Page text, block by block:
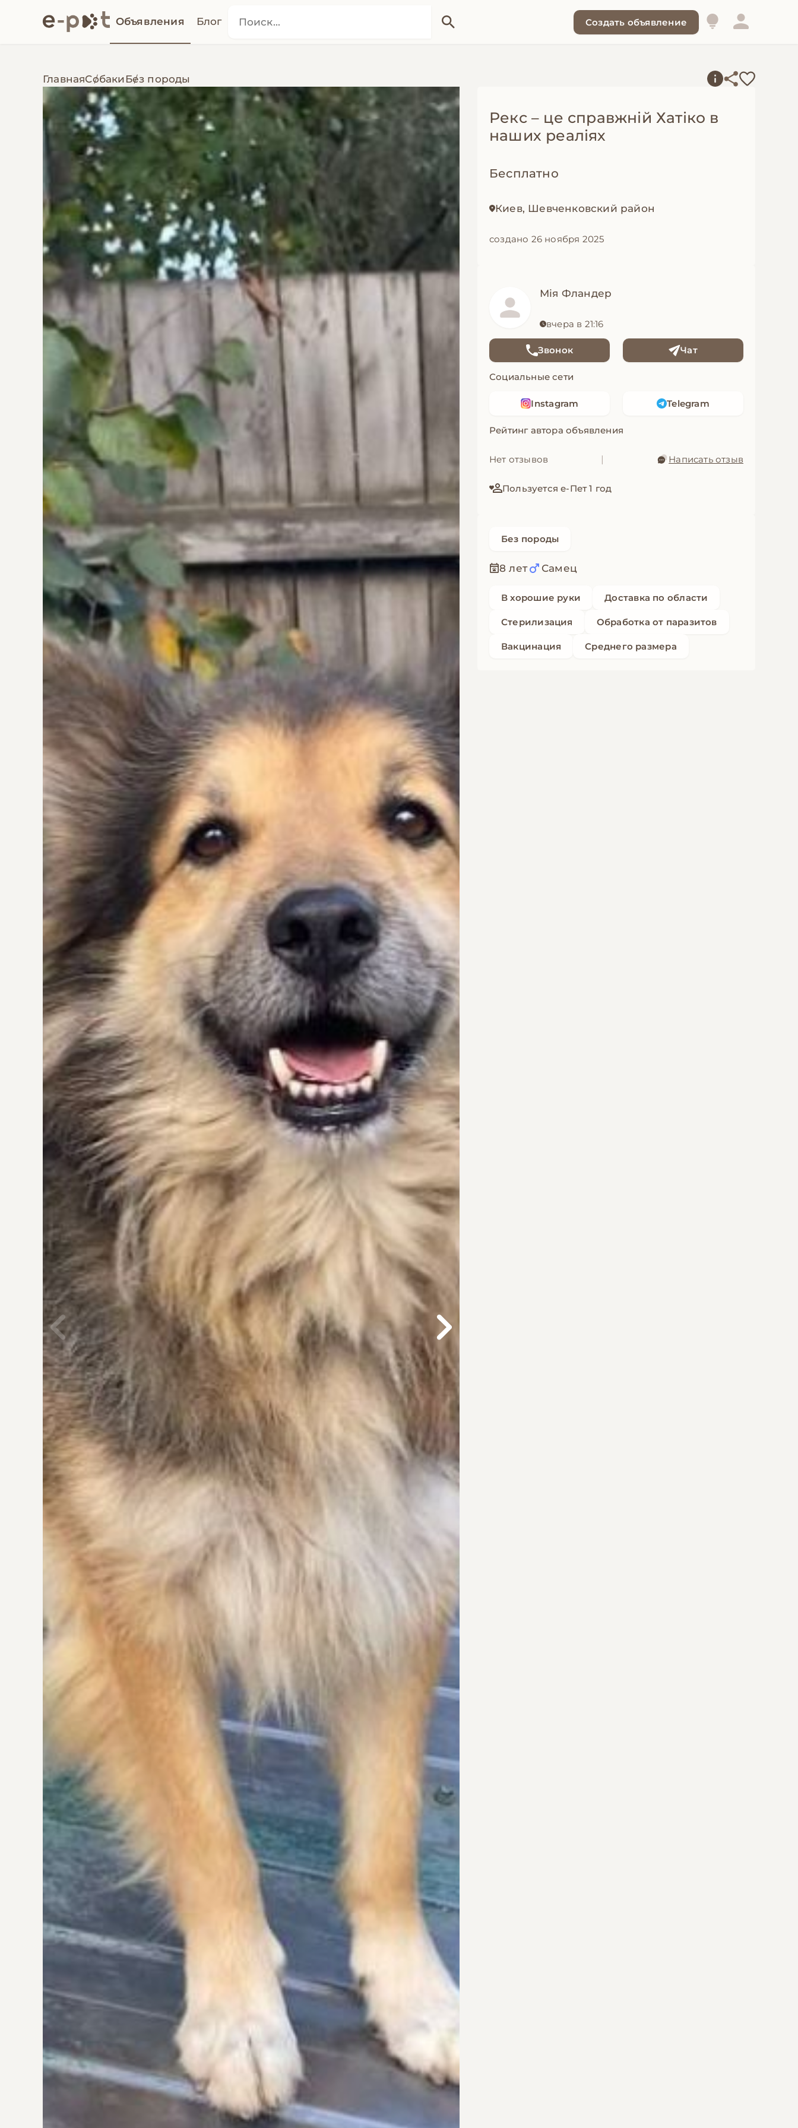
Объявления Блог Создать объявление
ГлавнаяСобакиБез породы
Рекс – це справжній Хатіко в
наших реаліях
Бесплатно
Киев, Шевченковский район
создано 26 ноября 2025
Мія Фландер
вчера в 21:16
Звонок Чат
Социальные сети
Instagram Telegram
Рейтинг автора объявления
Нет отзывов | Написать отзыв
Пользуется е-Пет 1 год
Без породы
8 лет Самец
В хорошие руки Доставка по области
Стерилизация Обработка от паразитов
Вакцинация Среднего размера